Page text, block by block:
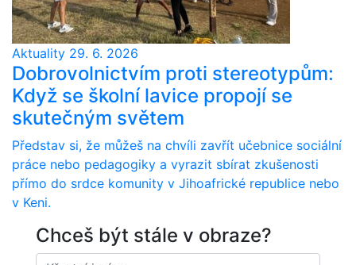
Aktuality 29. 6. 2026
Dobrovolnictvím proti stereotypům:
Když se školní lavice propojí se
skutečným světem
Představ si, že můžeš na chvíli zavřít učebnice sociální
práce nebo pedagogiky a vyrazit sbírat zkušenosti
přímo do srdce komunity v Jihoafrické republice nebo
v Keni.
Chceš být stále v obraze?